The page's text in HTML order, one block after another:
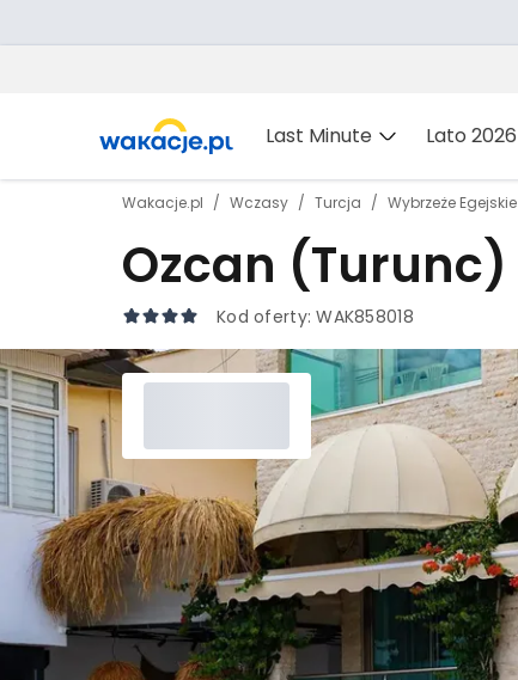
Last Minute Lato 2026
Wakacje.pl Wczasy Turcja Wybrzeże Egejskie
Ozcan (Turunc)
Kod oferty:WAK858018